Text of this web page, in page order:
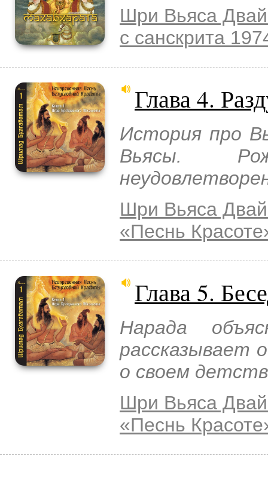
Шри Вьяса
с санскрита
Глава 4.
История про
Вьясы.
Шри Вьяса
«Песнь
Глава 5.
Нарада
рассказывает
о своем
Шри Вьяса
«Песнь